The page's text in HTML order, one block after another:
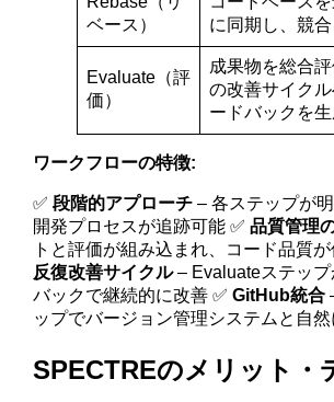
ベース）
に同期し、競
Evaluate（評
価）
成果物を総合
の改善サイク
ードバックを
ワークフローの特徴:
✅段階的アプローチ – 各ステップが
開発プロセスが追跡可能 ✅品質管理
トと評価が組み込まれ、コード品質
反復改善サイクル– Evaluateステップ
バックで継続的に改善 ✅GitHub統合
ップでバージョン管理システムと自
SPECTREのメリット・